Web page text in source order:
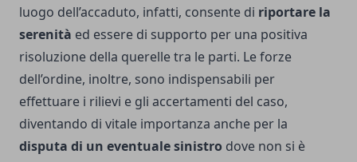
luogo dell’accaduto, infatti, consente di riportare la
serenità ed essere di supporto per una positiva
risoluzione della querelle tra le parti. Le forze
dell’ordine, inoltre, sono indispensabili per
effettuare i rilievi e gli accertamenti del caso,
diventando di vitale importanza anche per la
disputa di un eventuale sinistro dove non si è